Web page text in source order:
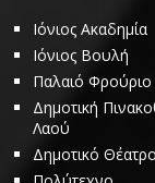
Ιόνιος Ακαδημία
Ιόνιος Βουλή
Παλαιό Φρούριο
Δημοτική
Λαού
Δημοτικό